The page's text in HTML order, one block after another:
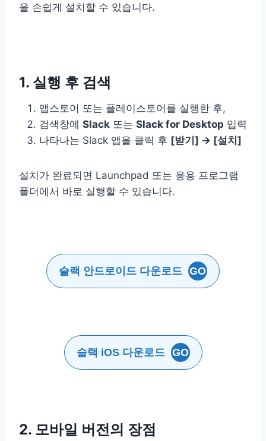
을 손쉽게 설치할 수 있습니다.
1. 실행 후 검색
앱스토어 또는 플레이스토어를 실행한 후,
검색창에 Slack 또는 Slack for Desktop 입력
나타나는 Slack 앱을 클릭 후 [받기] → [설치]
설치가 완료되면 Launchpad 또는 응용 프로그램
폴더에서 바로 실행할 수 있습니다.
슬랙 안드로이드 다운로드 GO
슬랙 iOS 다운로드 GO
2. 모바일 버전의 장점